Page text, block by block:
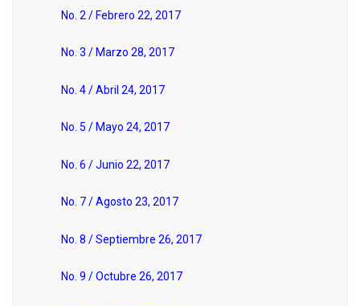
No. 2 / Febrero 22, 2017
No. 3 / Marzo 28, 2017
No. 4 / Abril 24, 2017
No. 5 / Mayo 24, 2017
No. 6 / Junio 22, 2017
No. 7 / Agosto 23, 2017
No. 8 / Septiembre 26, 2017
No. 9 / Octubre 26, 2017